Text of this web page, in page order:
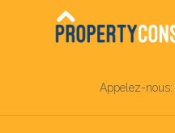
Appelez-nous: